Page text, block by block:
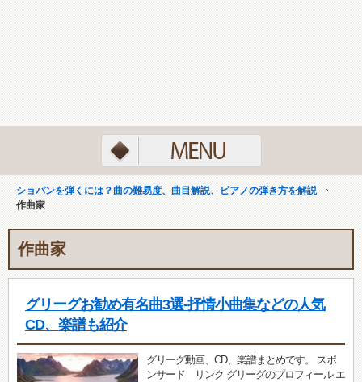
ショパンを弾くには？曲の難易度、曲目解説、ピアノの弾き方を解説
作曲家
作曲家
グリーグお勧め有名曲3選-抒情小曲集などの人気
CD、楽譜も紹介
グリーグ動画、CD、楽譜まとめです。 スポ
ンサード リンク グリーグのプロフィール エ